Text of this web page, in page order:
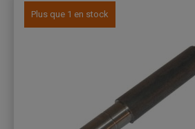
Plus que 1 en stock